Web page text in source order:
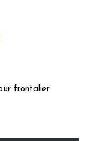
frontalier